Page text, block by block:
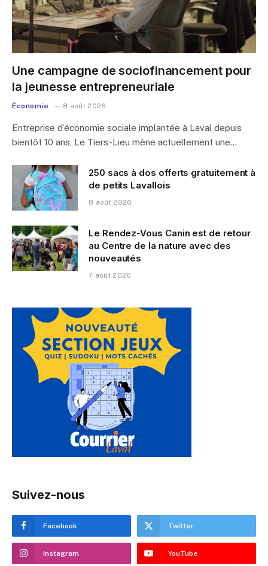
Une campagne de sociofinancement pour
la jeunesse entrepreneuriale
Économie 8 août 2026
Entreprise d’économie sociale implantée à Laval depuis
bientôt 10 ans, Le Tiers-Lieu mène actuellement une…
250 sacs à dos offerts gratuitement à
de petits Lavallois
8 août 2026
Le Rendez-Vous Canin est de retour
au Centre de la nature avec des
nouveautés
7 août 2026
Suivez-nous
Facebook Twitter
Instagram YouTube